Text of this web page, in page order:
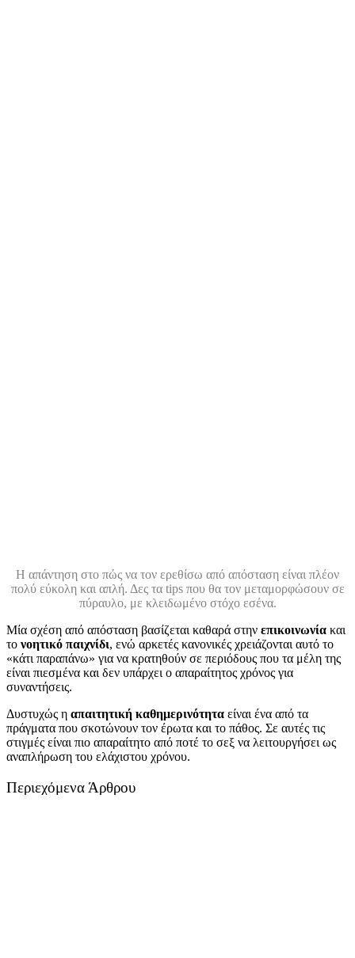
Η απάντηση στο πώς να τον ερεθίσω από απόσταση είναι πλέον
πολύ εύκολη και απλή. Δες τα tips που θα τον μεταμορφώσουν σε
πύραυλο, με κλειδωμένο στόχο εσένα.
Μία σχέση από απόσταση βασίζεται καθαρά στην επικοινωνία και
το νοητικό παιχνίδι, ενώ αρκετές κανονικές χρειάζονται αυτό το
«κάτι παραπάνω» για να κρατηθούν σε περιόδους που τα μέλη της
είναι πιεσμένα και δεν υπάρχει ο απαραίτητος χρόνος για
συναντήσεις.
Δυστυχώς η απαιτητική καθημερινότητα είναι ένα από τα
πράγματα που σκοτώνουν τον έρωτα και το πάθος. Σε αυτές τις
στιγμές είναι πιο απαραίτητο από ποτέ το σεξ να λειτουργήσει ως
αναπλήρωση του ελάχιστου χρόνου.
Περιεχόμενα Άρθρου